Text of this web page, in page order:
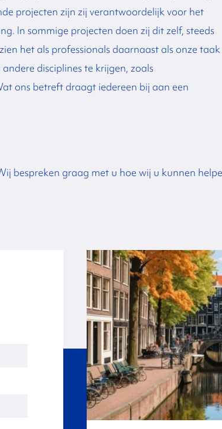
projecten zijn zij verantwoordelijk voor het
In sommige projecten doen zij dit zelf, steeds
het als professionals daarnaast als onze taak
disciplines te krijgen, zoals
ons betreft draagt iedereen bij aan een
bespreken graag met u hoe wij u kunnen